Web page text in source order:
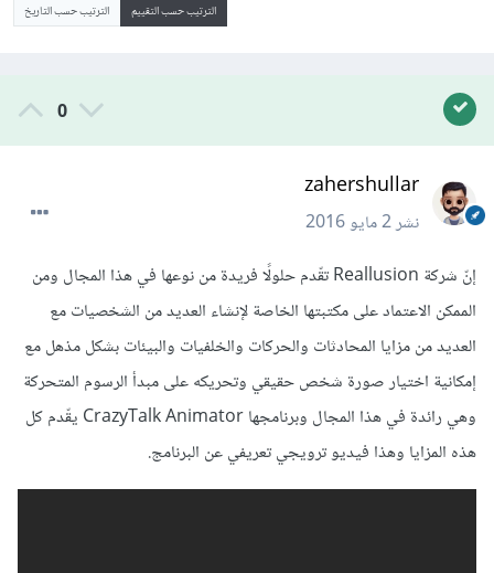
الترتيب حسب التقييم الترتيب حسب التاريخ
0
zahershullar
نشر2 مايو 2016
إنّ شركة Reallusion تقّدم حلولًا فريدة من نوعها في هذا المجال ومن
الممكن الاعتماد على مكتبتها الخاصة لإنشاء العديد من الشخصيات مع
العديد من مزايا المحادثات والحركات والخلفيات والبيئات بشكل مذهل مع
إمكانية اختيار صورة شخص حقيقي وتحريكه على مبدأ الرسوم المتحركة
وهي رائدة في هذا المجال وبرنامجها CrazyTalk Animator يقّدم كل
هذه المزايا وهذا فيديو ترويجي تعريفي عن البرنامج.